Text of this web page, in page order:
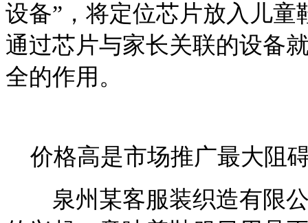
设备”，将定位芯片放入儿
通过芯片与家长关联的设备
全的作用。
价格高是市场推广最大阻
泉州某客服装织造有限公